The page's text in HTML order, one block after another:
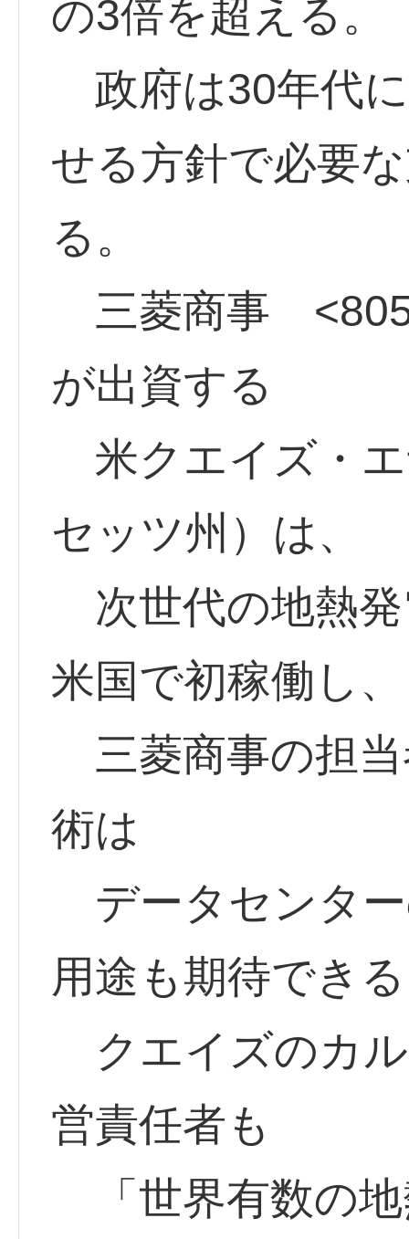
の3倍を超える。
政府は30年代
せる方針で必要
る。
三菱商事
が出資する
米クエイズ・
セッツ州）は、
次世代の地熱
米国で初稼働し
三菱商事の担
術は
データセンタ
用途も期待でき
クエイズのカ
営責任者も
「世界有数の地